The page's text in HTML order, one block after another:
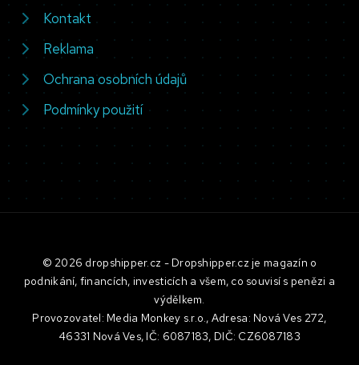
Kontakt
Reklama
Ochrana osobních údajů
Podmínky použití
© 2026 dropshipper.cz - Dropshipper.cz je magazín o
podnikání, financích, investicích a všem, co souvisí s penězi a
výdělkem.
Provozovatel: Media Monkey s.r.o., Adresa: Nová Ves 272,
46331 Nová Ves, IČ: 6087183, DIČ: CZ6087183